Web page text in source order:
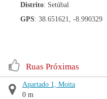
Distrito: Setúbal
GPS: 38.651621, -8.990329
Ruas Próximas
Apartado 1, Moita
0 m